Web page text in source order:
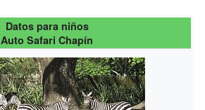
Datos para niños
Auto Safari Chapín